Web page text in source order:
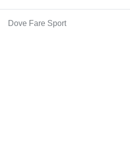
Dove Fare Sport